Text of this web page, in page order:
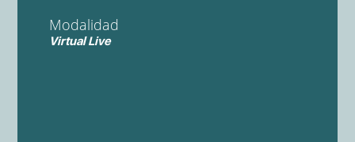
Modalidad
Virtual Live